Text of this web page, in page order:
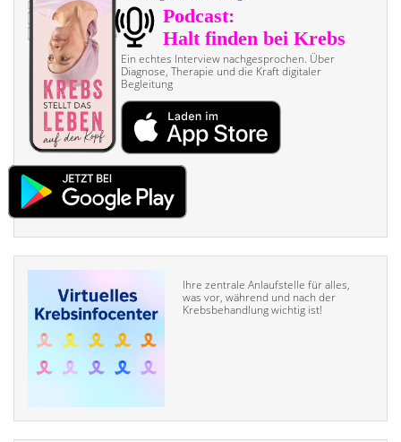
Ein echtes Interview nach­gesprochen. Über
Diagnose, Therapie und die Kraft digitaler
Begleitung
Ihre zentrale Anlaufstelle für alles,
was vor, während und nach der
Krebsbehandlung wichtig ist!